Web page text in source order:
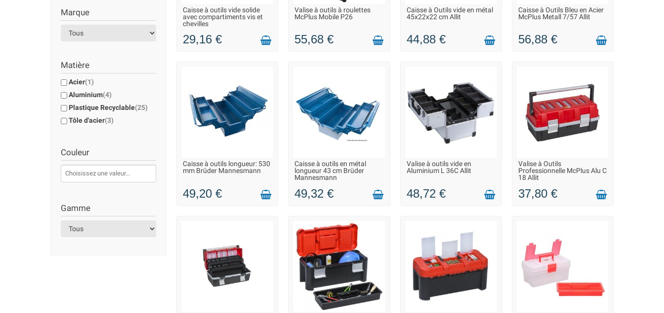
Marque
Matière
Acier(1)
Aluminium(4)
Plastique Recyclable(25)
Tôle d'acier(3)
Couleur
Gamme
LIVRAISON 2 À 3 JOURS
Caisse à outils vide solide
avec compartiments vis et
chevilles
29,16 €
LIVRAISON 2 À 3 JOURS
Valise à outils à roulettes
McPlus Mobile P26
55,68 €
LIVRAISON 2 À 3 JOURS
Caisse à Outils vide en métal
45x22x22 cm Allit
44,88 €
EN STOCK DANS 20 JOURS -
VOUS POUVEZ COMMANDER
Caisse à Outils Bleu en Acier
McPlus Metall 7/57 Allit
56,88 €
LIVRAISON 2 À 3 JOURS
Caisse à outils longueur: 530
mm Brüder Mannesmann
49,20 €
LIVRAISON 2 À 3 JOURS
Caisse à outils en métal
longueur 43 cm Brüder
Mannesmann
49,32 €
LIVRAISON 2 À 3 JOURS
Valise à outils vide en
Aluminium L 36C Allit
48,72 €
LIVRAISON 2 À 3 JOURS
Valise à Outils
Professionnelle McPlus Alu C
18 Allit
37,80 €